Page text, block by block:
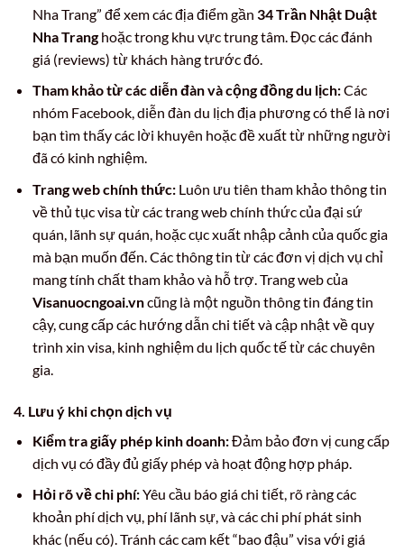
Nha Trang” để xem các địa điểm gần 34 Trần Nhật Duật
Nha Tranghoặc trong khu vực trung tâm. Đọc các đánh
giá (reviews) từ khách hàng trước đó.
Tham khảo từ các diễn đàn và cộng đồng du lịch:Các
nhóm Facebook, diễn đàn du lịch địa phương có thể là nơi
bạn tìm thấy các lời khuyên hoặc đề xuất từ những người
đã có kinh nghiệm.
Trang web chính thức:Luôn ưu tiên tham khảo thông tin
về thủ tục visa từ các trang web chính thức của đại sứ
quán, lãnh sự quán, hoặc cục xuất nhập cảnh của quốc gia
mà bạn muốn đến. Các thông tin từ các đơn vị dịch vụ chỉ
mang tính chất tham khảo và hỗ trợ. Trang web của
Visanuocngoai.vncũng là một nguồn thông tin đáng tin
cậy, cung cấp các hướng dẫn chi tiết và cập nhật về quy
trình xin visa, kinh nghiệm du lịch quốc tế từ các chuyên
gia.
4. Lưu ý khi chọn dịch vụ
Kiểm tra giấy phép kinh doanh:Đảm bảo đơn vị cung cấp
dịch vụ có đầy đủ giấy phép và hoạt động hợp pháp.
Hỏi rõ về chi phí:Yêu cầu báo giá chi tiết, rõ ràng các
khoản phí dịch vụ, phí lãnh sự, và các chi phí phát sinh
khác (nếu có). Tránh các cam kết “bao đậu” visa với giá